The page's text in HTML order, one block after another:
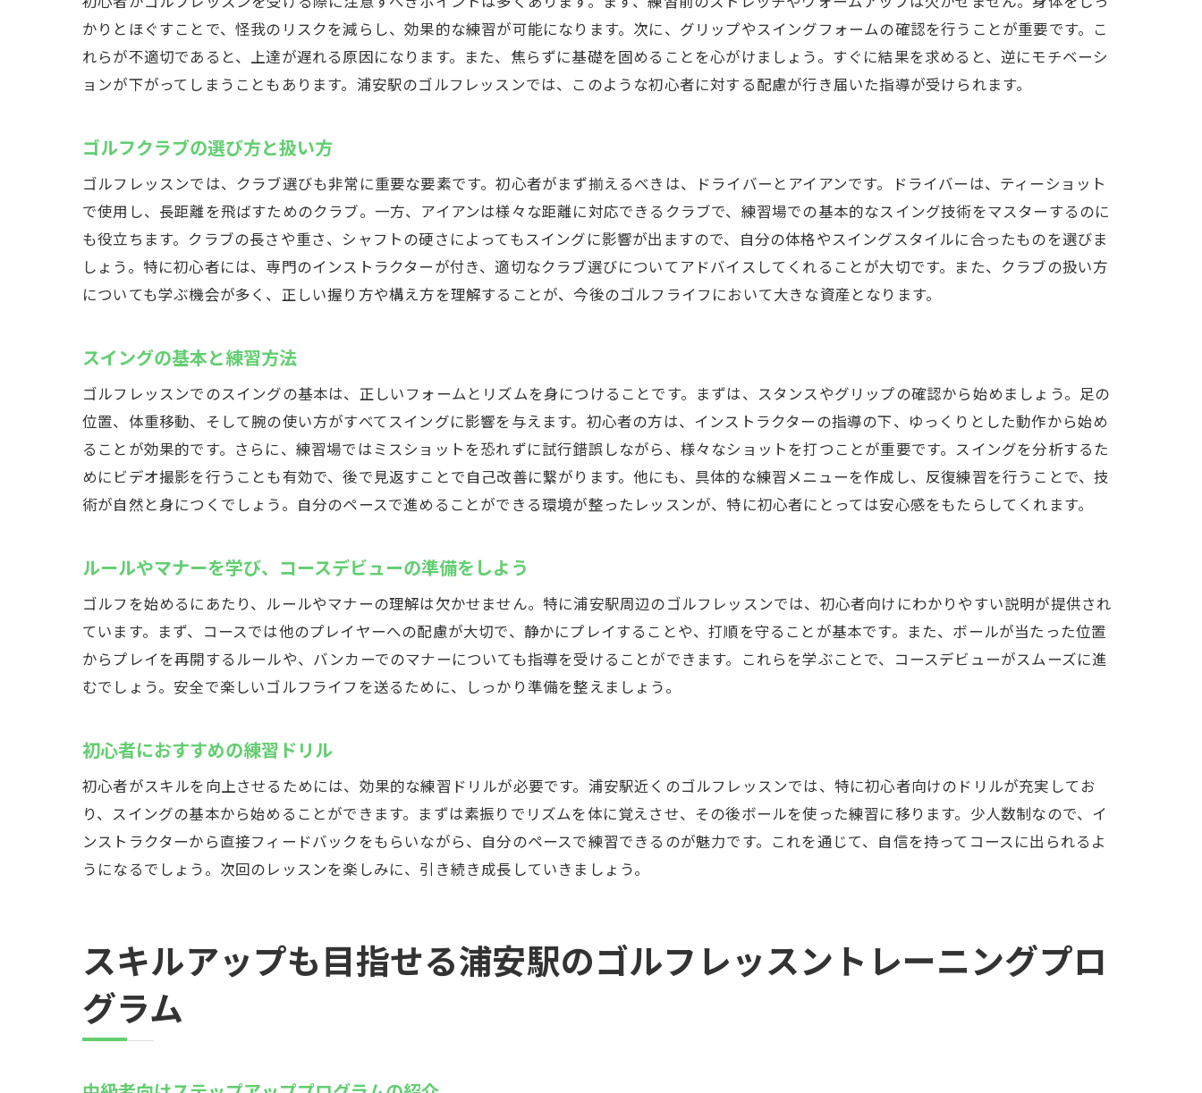
パーソナルトレーナーとの信頼関係の築き方
個別指導で目標に向けた具体的なアドバイスを得よう
一人ひとりに合わせた練習メニューの作成方法
経験豊富なインストラクターが教える技術の秘密
インストラクターとのコミュニケーションが上達の鍵
インストラクターによる実践的なアドバイス
インストラクターから学ぶラウンドテクニック
選ぶべきインストラクターの見極め方
仲間と一緒に学ぶことで得られる相互刺激
グループレッスンでの具体的なトレーニング内容
少人数制ならではのきめ細やかな指導
練習相手がいることでモチベーションを保つ方法
コースマネジメントも学べる浦安駅のゴルフレッスン
コースマネジメントの基本概念を学ぶ
戦略的なプレープランの立て方
リスク管理と安全なショットの選択
ホール攻略法とその実践
新しい趣味として始める浦安駅のゴルフレッスン
ゴルフという趣味の魅力とは
始める前に知っておきたいゴルフの基礎知識
初めてのゴルフレッスンに必要なもの
趣味としてのゴルフを楽しむためのコツ
かりとほぐすことで、怪我のリスクを減らし、効果的な練習が可能になります。次に、グリップやスイングフォームの確認を行うことが重要です。こ
れらが不適切であると、上達が遅れる原因になります。また、焦らずに基礎を固めることを心がけましょう。すぐに結果を求めると、逆にモチベーシ
ョンが下がってしまうこともあります。浦安駅のゴルフレッスンでは、このような初心者に対する配慮が行き届いた指導が受けられます。
ゴルフクラブの選び方と扱い方
ゴルフレッスンでは、クラブ選びも非常に重要な要素です。初心者がまず揃えるべきは、ドライバーとアイアンです。ドライバーは、ティーショット
で使用し、長距離を飛ばすためのクラブ。一方、アイアンは様々な距離に対応できるクラブで、練習場での基本的なスイング技術をマスターするのに
も役立ちます。クラブの長さや重さ、シャフトの硬さによってもスイングに影響が出ますので、自分の体格やスイングスタイルに合ったものを選びま
しょう。特に初心者には、専門のインストラクターが付き、適切なクラブ選びについてアドバイスしてくれることが大切です。また、クラブの扱い方
についても学ぶ機会が多く、正しい握り方や構え方を理解することが、今後のゴルフライフにおいて大きな資産となります。
スイングの基本と練習方法
ゴルフレッスンでのスイングの基本は、正しいフォームとリズムを身につけることです。まずは、スタンスやグリップの確認から始めましょう。足の
位置、体重移動、そして腕の使い方がすべてスイングに影響を与えます。初心者の方は、インストラクターの指導の下、ゆっくりとした動作から始め
ることが効果的です。さらに、練習場ではミスショットを恐れずに試行錯誤しながら、様々なショットを打つことが重要です。スイングを分析するた
めにビデオ撮影を行うことも有効で、後で見返すことで自己改善に繋がります。他にも、具体的な練習メニューを作成し、反復練習を行うことで、技
術が自然と身につくでしょう。自分のペースで進めることができる環境が整ったレッスンが、特に初心者にとっては安心感をもたらしてくれます。
ルールやマナーを学び、コースデビューの準備をしよう
ゴルフを始めるにあたり、ルールやマナーの理解は欠かせません。特に浦安駅周辺のゴルフレッスンでは、初心者向けにわかりやすい説明が提供され
ています。まず、コースでは他のプレイヤーへの配慮が大切で、静かにプレイすることや、打順を守ることが基本です。また、ボールが当たった位置
からプレイを再開するルールや、バンカーでのマナーについても指導を受けることができます。これらを学ぶことで、コースデビューがスムーズに進
むでしょう。安全で楽しいゴルフライフを送るために、しっかり準備を整えましょう。
初心者におすすめの練習ドリル
初心者がスキルを向上させるためには、効果的な練習ドリルが必要です。浦安駅近くのゴルフレッスンでは、特に初心者向けのドリルが充実してお
り、スイングの基本から始めることができます。まずは素振りでリズムを体に覚えさせ、その後ボールを使った練習に移ります。少人数制なので、イ
ンストラクターから直接フィードバックをもらいながら、自分のペースで練習できるのが魅力です。これを通じて、自信を持ってコースに出られるよ
うになるでしょう。次回のレッスンを楽しみに、引き続き成長していきましょう。
スキルアップも目指せる浦安駅のゴルフレッスントレーニングプロ
グラム